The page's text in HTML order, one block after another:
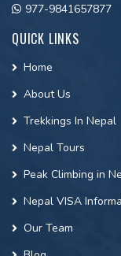
977-9841657877
QUICK LINKS
Home
About Us
Trekkings In Nepal
Nepal Tours
Peak Climbing in
Nepal VISA
Our Team